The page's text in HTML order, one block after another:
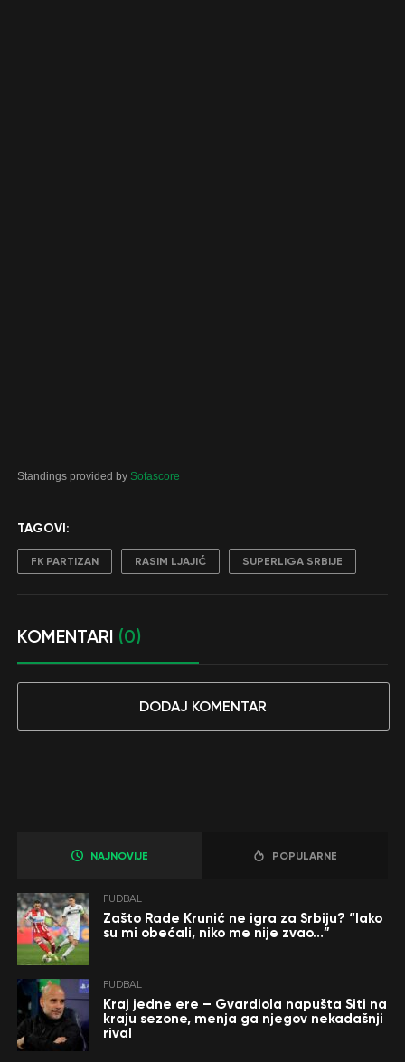
Standings provided by Sofascore
TAGOVI:
FK PARTIZAN RASIM LJAJIĆ SUPERLIGA SRBIJE
KOMENTARI (0)
DODAJ KOMENTAR
NAJNOVIJE POPULARNE
FUDBAL
Zašto Rade Krunić ne igra za Srbiju? “Iako
su mi obećali, niko me nije zvao…”
FUDBAL
Kraj jedne ere – Gvardiola napušta Siti na
kraju sezone, menja ga njegov nekadašnji
rival